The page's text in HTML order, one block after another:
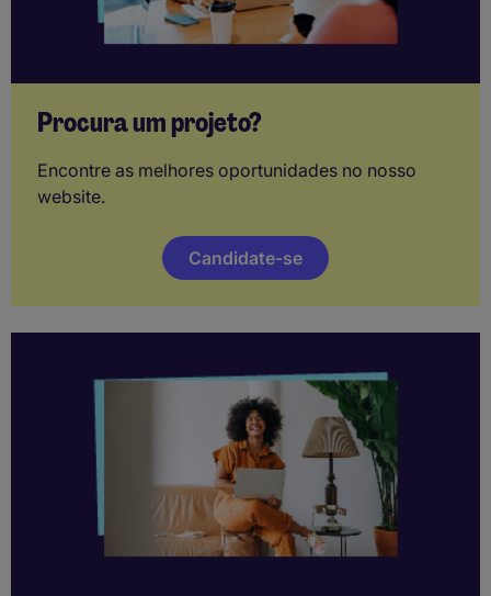
Procura um projeto?
Encontre as melhores oportunidades no nosso
website.
Candidate-se